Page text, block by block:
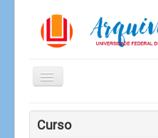
Alternar
Navegação
Você está aqui:
Curso